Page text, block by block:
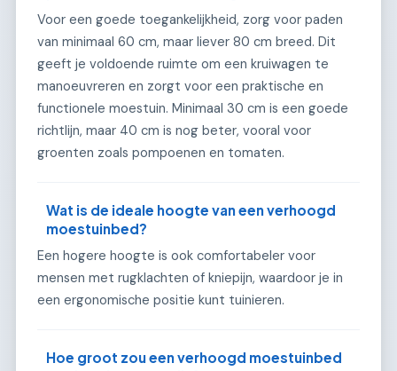
Voor een goede toegankelijkheid, zorg voor paden
van minimaal 60 cm, maar liever 80 cm breed. Dit
geeft je voldoende ruimte om een kruiwagen te
manoeuvreren en zorgt voor een praktische en
functionele moestuin. Minimaal 30 cm is een goede
richtlijn, maar 40 cm is nog beter, vooral voor
groenten zoals pompoenen en tomaten.
Wat is de ideale hoogte van een verhoogd
moestuinbed?
Een hogere hoogte is ook comfortabeler voor
mensen met rugklachten of kniepijn, waardoor je in
een ergonomische positie kunt tuinieren.
Hoe groot zou een verhoogd moestuinbed